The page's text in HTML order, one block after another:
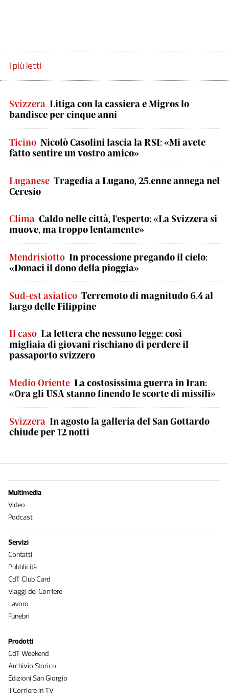
I più letti
Svizzera Litiga con la cassiera e Migros lo
bandisce per cinque anni
Ticino Nicolò Casolini lascia la RSI: «Mi avete
fatto sentire un vostro amico»
Luganese Tragedia a Lugano, 25.enne annega nel
Ceresio
Clima Caldo nelle città, l'esperto: «La Svizzera si
muove, ma troppo lentamente»
Mendrisiotto In processione pregando il cielo:
«Donaci il dono della pioggia»
Sud-est asiatico Terremoto di magnitudo 6.4 al
largo delle Filippine
Il caso La lettera che nessuno legge: così
migliaia di giovani rischiano di perdere il
passaporto svizzero
Medio Oriente La costosissima guerra in Iran:
«Ora gli USA stanno finendo le scorte di missili»
Svizzera In agosto la galleria del San Gottardo
chiude per 12 notti
Multimedia
Video
Podcast
Servizi
Contatti
Pubblicità
CdT Club Card
Viaggi del Corriere
Lavoro
Funebri
Prodotti
CdT Weekend
Archivio Storico
Edizioni San Giorgio
Il Corriere in TV